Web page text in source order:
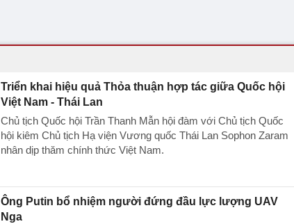
Triển khai hiệu quả Thỏa thuận hợp tác giữa Quốc hội
Việt Nam - Thái Lan
Chủ tịch Quốc hội Trần Thanh Mẫn hội đàm với Chủ tịch Quốc
hội kiêm Chủ tịch Hạ viện Vương quốc Thái Lan Sophon Zaram
nhân dịp thăm chính thức Việt Nam.
Ông Putin bổ nhiệm người đứng đầu lực lượng UAV
Nga